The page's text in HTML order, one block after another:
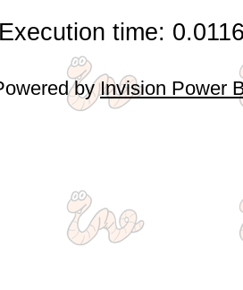
time:
byInvision Power